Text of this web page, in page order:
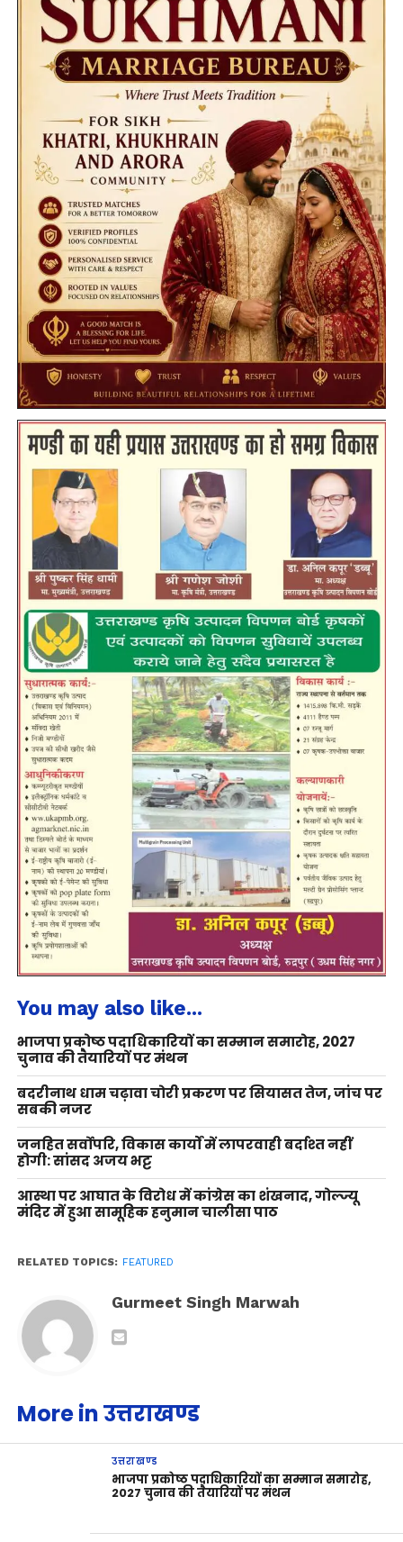
You may also like...
भाजपा प्रकोष्ठ पदाधिकारियों का सम्मान समारोह, 2027
चुनाव की तैयारियों पर मंथन
बदरीनाथ धाम चढ़ावा चोरी प्रकरण पर सियासत तेज, जांच पर
सबकी नजर
जनहित सर्वोपरि, विकास कार्यों में लापरवाही बर्दाश्त नहीं
होगी: सांसद अजय भट्ट
आस्था पर आघात के विरोध में कांग्रेस का शंखनाद, गोल्ज्यू
मंदिर में हुआ सामूहिक हनुमान चालीसा पाठ
RELATED TOPICS: FEATURED
Gurmeet Singh Marwah
More in उत्तराखण्ड
उत्तराखण्ड
भाजपा प्रकोष्ठ पदाधिकारियों का सम्मान समारोह,
2027 चुनाव की तैयारियों पर मंथन